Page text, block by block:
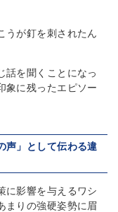
うが釘を刺されたん
話を聞くことになっ
象に残ったエピソー
声」として伝わる違
に影響を与えるワシ
まりの強硬姿勢に眉